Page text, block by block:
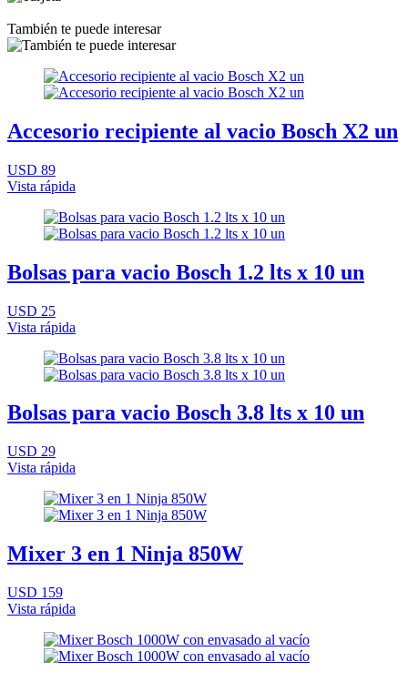
También te puede interesar
Accesorio recipiente al vacio Bosch X2 un
USD 89
Vista rápida
Bolsas para vacio Bosch 1.2 lts x 10 un
USD 25
Vista rápida
Bolsas para vacio Bosch 3.8 lts x 10 un
USD 29
Vista rápida
Mixer 3 en 1 Ninja 850W
USD 159
Vista rápida